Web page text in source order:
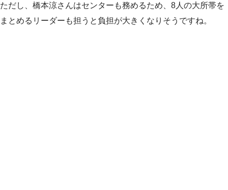
ただし、橋本涼さんはセンターも務めるため、8人の大所帯を
まとめるリーダーも担うと負担が大きくなりそうですね。